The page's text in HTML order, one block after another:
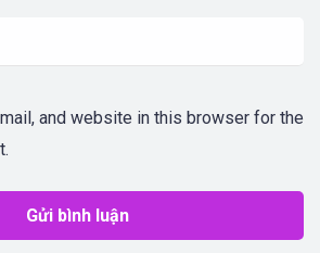
and website in this browser for the